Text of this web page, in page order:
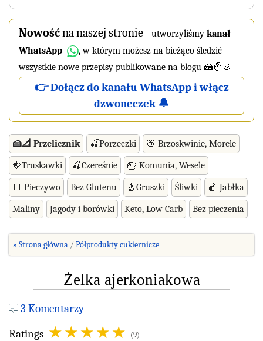
Nowośćna naszej stronie - utworzyliśmy kanał
WhatsApp
, w którym możesz na bieżąco śledzić
wszystkie nowe przepisy publikowane na blogu 🍰🥐🍲
👉 Dołącz do kanału WhatsApp i włącz
dzwoneczek 🔔
🍰📐 Przelicznik 🍒Porzeczki 🍑 Brzoskwinie, Morele
🍓Truskawki 🍒Czereśnie 🎂 Komunia, Wesele
🍞 Pieczywo Bez Glutenu 🍐Gruszki Śliwki 🍎 Jabłka
Maliny Jagody i borówki Keto, Low Carb Bez pieczenia
» Strona główna Półprodukty cukiernicze
Żelka ajerkoniakowa
3 Komentarzy
Ratings
(9)